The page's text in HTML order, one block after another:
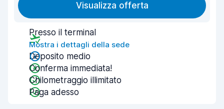
Visualizza offerta
Presso il terminal
Mostra i dettagli della sede
Deposito medio
Conferma immediata!
Chilometraggio illimitato
Paga adesso